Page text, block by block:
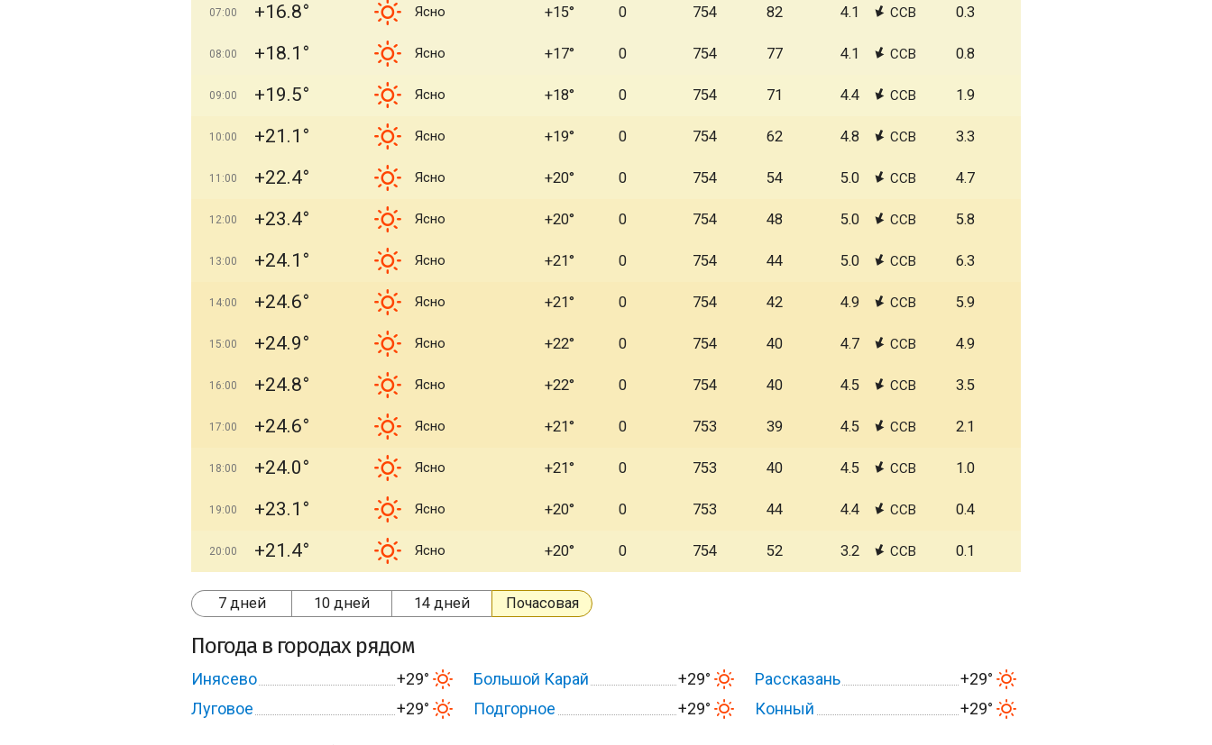
07:00 +16.8° Ясно +15° 0 754 82 4.1 ССВ 0.3
08:00 +18.1° Ясно +17° 0 754 77 4.1 ССВ 0.8
09:00 +19.5° Ясно +18° 0 754 71 4.4 ССВ 1.9
10:00 +21.1° Ясно +19° 0 754 62 4.8 ССВ 3.3
11:00 +22.4° Ясно +20° 0 754 54 5.0 ССВ 4.7
12:00 +23.4° Ясно +20° 0 754 48 5.0 ССВ 5.8
13:00 +24.1° Ясно +21° 0 754 44 5.0 ССВ 6.3
14:00 +24.6° Ясно +21° 0 754 42 4.9 ССВ 5.9
15:00 +24.9° Ясно +22° 0 754 40 4.7 ССВ 4.9
16:00 +24.8° Ясно +22° 0 754 40 4.5 ССВ 3.5
17:00 +24.6° Ясно +21° 0 753 39 4.5 ССВ 2.1
18:00 +24.0° Ясно +21° 0 753 40 4.5 ССВ 1.0
19:00 +23.1° Ясно +20° 0 753 44 4.4 ССВ 0.4
20:00 +21.4° Ясно +20° 0 754 52 3.2 ССВ 0.1
7 дней 10 дней 14 дней Почасовая
Погода в городах рядом
Инясево +29° Большой Карай +29° Рассказань
+29°
Луговое
+29° Подгорное +29° Конный +29°